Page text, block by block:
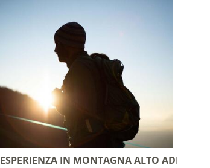
ESPERIENZA IN MONTAGNA ALTO ADIGE